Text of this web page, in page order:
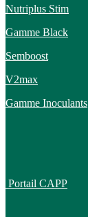
Nutriplus Stim
Gamme Black
Semboost
V2max
Gamme Inoculants
Portail CAPP